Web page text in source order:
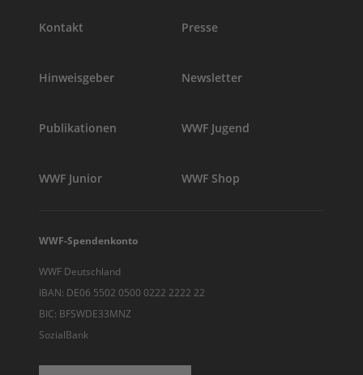
Kontakt Presse
Hinweisgeber Newsletter
Publikationen WWF Jugend
WWF Junior WWF Shop
WWF-Spendenkonto
WWF Deutschland
IBAN: DE06 5502 0500 0222 2222 22
BIC: BFSWDE33MNZ
SozialBank